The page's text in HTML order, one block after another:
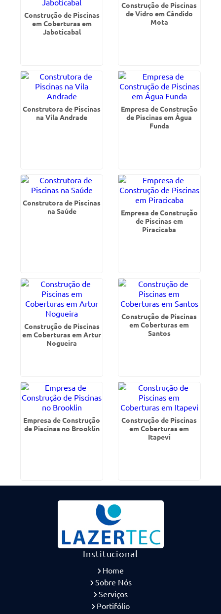
Construção de Piscinas
em Coberturas em
Jaboticabal
Construção de Piscinas
de Vidro em Cândido
Mota
Construtora de Piscinas
na Vila Andrade
Empresa de Construção
de Piscinas em Água
Funda
Construtora de Piscinas
na Saúde
Empresa de Construção
de Piscinas em
Piracicaba
Construção de Piscinas
em Coberturas em Artur
Nogueira
Construção de Piscinas
em Coberturas em
Santos
Empresa de Construção
de Piscinas no Brooklin
Construção de Piscinas
em Coberturas em
Itapevi
Institucional
Home
Sobre Nós
Serviços
Portifólio